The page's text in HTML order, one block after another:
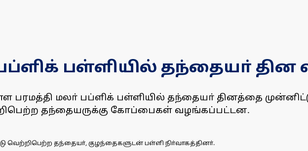
பள்ளியில் தந்தையா் தின
பரமத்தி மலா் பப்ளிக் பள்ளியில் தந்தையா் தினத்தை
தந்தையருக்கு கோப்பைகள் வழங்கப்பட்டன.
வெற்றிபெற்ற தந்தையா், குழந்தைகளுடன் பள்ளி நிா்வாகத்தினா்.